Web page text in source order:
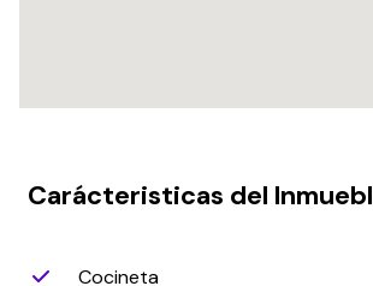
Carácteristicas del
Cocineta